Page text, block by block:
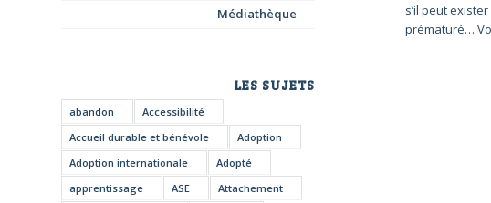
s’il peut
prématuré…
Médiathèque
LES SUJETS
abandon
Accessibilité
Accueil durable et bénévole
Adoption
Adoption internationale
Adopté
apprentissage
ASE
Attachement